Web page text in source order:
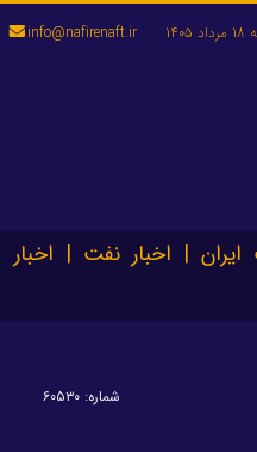
info@nafirenaft.ir
| اخبار نفت | اخبار
شماره: ۶۰۵۳۰